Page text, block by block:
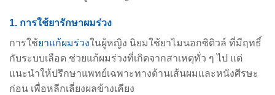
1. การใช้ยารักษาผมร่วง
การใช้ยาแก้ผมร่วงในผู้หญิง นิยมใช้ยาไมนอกซิดิวล์ ที่มีฤทธิ์
กับระบบเลือด ช่วยแก้ผมร่วงที่เกิดจากสาเหตุทั่ว ๆ ไป แต่
แนะนำให้ปรึกษาแพทย์เฉพาะทางด้านเส้นผมและหนังศีรษะ
ก่อน เพื่อหลีกเลี่ยงผลข้างเคียง